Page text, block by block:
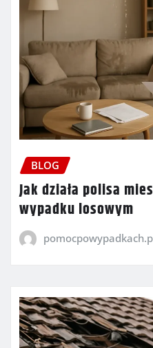
BLOG
Jak działa polisa
wypadku losowym